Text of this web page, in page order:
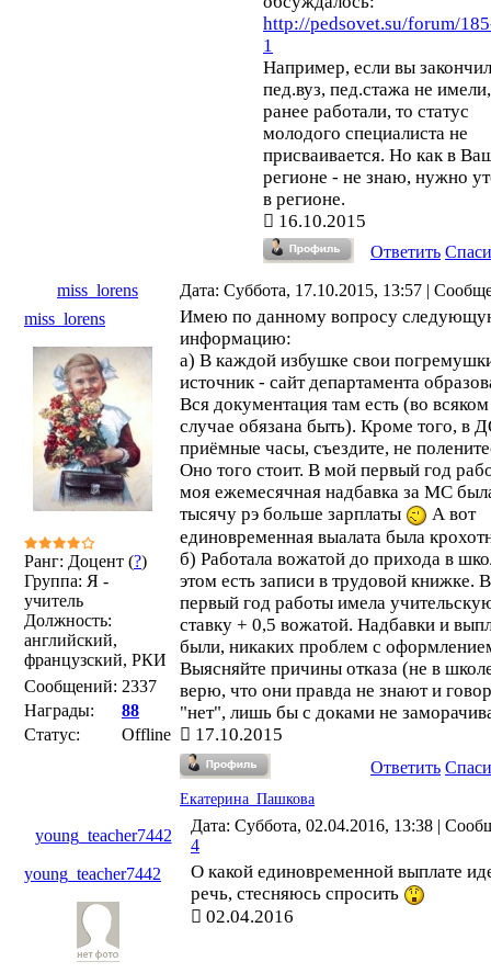
http://pedsovet.su/forum/
1
Например, если вы
пед.вуз, пед.стажа не
ранее работали, то статус
молодого специалиста не
присваивается. Но как в
регионе - не знаю, нужно
в регионе.
16.10.2015
Ответить
miss_lorens
Дата: Суббота, 17.10.2015, 13:57 |
miss_lorens
Ранг: Доцент (?)
Группа: Я -
учитель
Должность:
английский,
французский, РКИ
Сообщений: 2337
Награды:
88
Статус:
Offline
Имею по данному вопросу
информацию:
а) В каждой избушке свои
источник - сайт департамента
Вся документация там есть (во всяком
случае обязана быть). Кроме того, в
приёмные часы, съездите, не
Оно того стоит. В мой первый год
моя ежемесячная надбавка за МС
тысячу рэ больше зарплаты
А вот
единовременная выалата была
б) Работала вожатой до прихода в
этом есть записи в трудовой книжке. В
первый год работы имела
ставку + 0,5 вожатой. Надбавки и
были, никаких проблем с
Выясняйте причины отказа (не в
верю, что они правда не знают и
"нет", лишь бы с доками не
17.10.2015
Ответить
Екатерина_Пашкова
young_teacher7442
Дата: Суббота, 02.04.2016, 13:38 |
4
young_teacher7442
О какой единовременной выплате
речь, стесняюсь спросить
02.04.2016